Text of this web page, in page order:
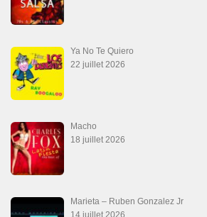
Ya No Te Quiero
22 juillet 2026
Macho
18 juillet 2026
Marieta – Ruben Gonzalez Jr
14 juillet 2026